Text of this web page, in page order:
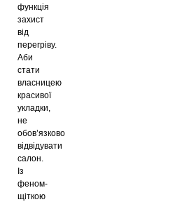
функція
захист
від
перегріву.
Аби
стати
власницею
красивої
укладки,
не
обов’язково
відвідувати
салон.
Із
феном-
щіткою